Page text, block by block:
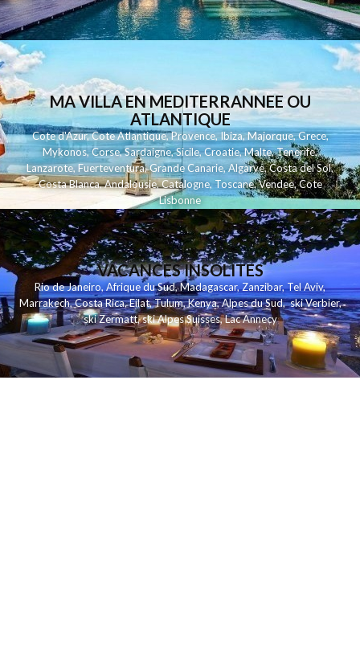
MA VILLA EN MEDITERRANNEE OU
ATLANTIQUE
Cote d'Azur,Cote Atlantique,Provence,Ibiza,Majorque,Grece,
Mykonos,Corse,Sardaigne,Sicile,Croatie,Malte,Tenerife,
Lanzarote,Fuerteventura,Grande Canarie,Algarve,Costa del Sol,
Costa Blanca,Andalousie,Catalogne,Toscane,Vendee,Cote
Lisbonne
VACANCES INSOLITES
Rio de Janeiro,Afrique du Sud,Madagascar,Zanzibar,Tel Aviv,
Marrakech,Costa Rica,Eilat,Tulum,Kenya,Alpes du Sud,ski Verbier,
ski Zermatt,ski Alpes Suisses,Lac Annecy